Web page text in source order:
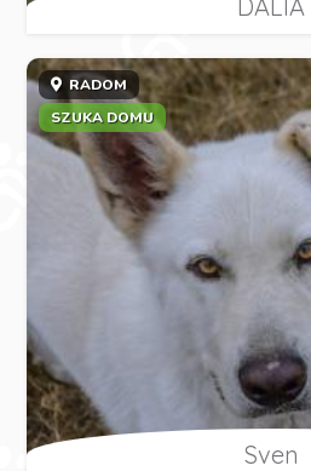
DALIA
RADOM
SZUKA DOMU
Sven